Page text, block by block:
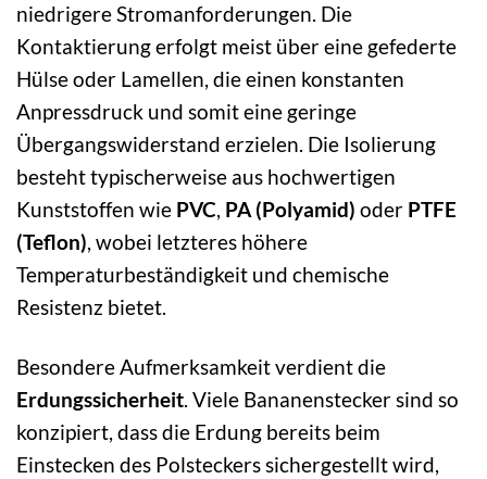
niedrigere Stromanforderungen. Die
Kontaktierung erfolgt meist über eine gefederte
Hülse oder Lamellen, die einen konstanten
Anpressdruck und somit eine geringe
Übergangswiderstand erzielen. Die Isolierung
besteht typischerweise aus hochwertigen
Kunststoffen wie PVC, PA (Polyamid) oder PTFE
(Teflon), wobei letzteres höhere
Temperaturbeständigkeit und chemische
Resistenz bietet.
Besondere Aufmerksamkeit verdient die
Erdungssicherheit. Viele Bananenstecker sind so
konzipiert, dass die Erdung bereits beim
Einstecken des Polsteckers sichergestellt wird,